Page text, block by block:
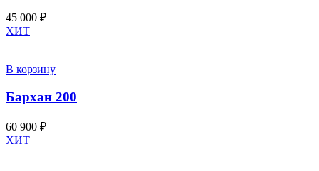
45 000 ₽
ХИТ
В корзину
Бархан 200
60 900 ₽
ХИТ